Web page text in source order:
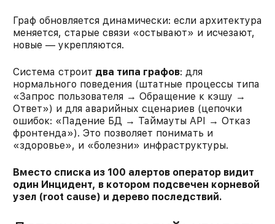
Граф обновляется динамически: если архитектура
меняется, старые связи «остывают» и исчезают,
новые — укрепляются.
Система строит два типа графов: для
нормального поведения (штатные процессы типа
«Запрос пользователя → Обращение к кэшу →
Ответ») и для аварийных сценариев (цепочки
ошибок: «Падение БД → Таймауты API → Отказ
фронтенда»). Это позволяет понимать и
«здоровье», и «болезни» инфраструктуры.
Вместо списка из 100 алертов оператор видит
один Инцидент, в котором подсвечен корневой
узел (root cause) и дерево последствий.